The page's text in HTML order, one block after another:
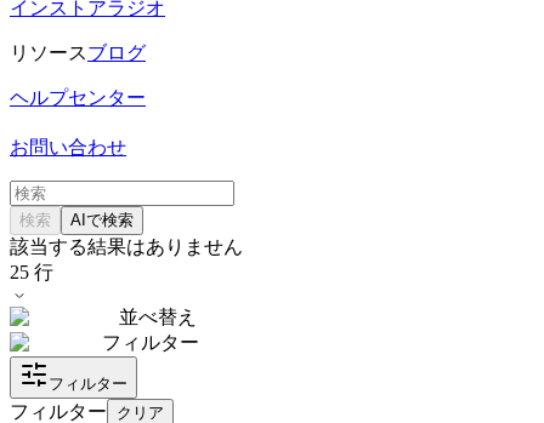
インストアラジオ
リソースブログ
ヘルプセンター
お問い合わせ
検索 AIで検索
該当する結果はありません
25 行
並べ替え
フィルター
フィルター
フィルター クリア